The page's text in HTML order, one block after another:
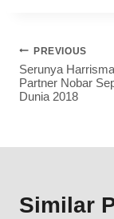
PREVIOUS
Serunya
Partner Nobar
Dunia 2018
Similar